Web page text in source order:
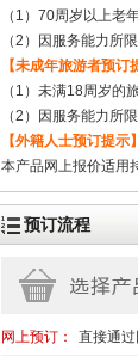
（1）70周岁以上老
（2）因服务能力所
【未成年旅游者预订
（1）未满18周岁的
（2）因服务能力所
【外籍人士预订提示
本产品网上报价适用
预订流程
网上预订： 直接通